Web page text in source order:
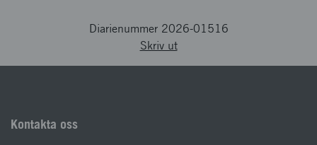
Diarienummer 2026-01516
Skriv ut
Kontakta oss